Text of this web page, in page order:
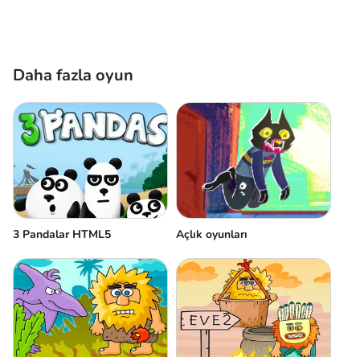
Daha fazla oyun
3 Pandalar HTML5 Açlık oyunları